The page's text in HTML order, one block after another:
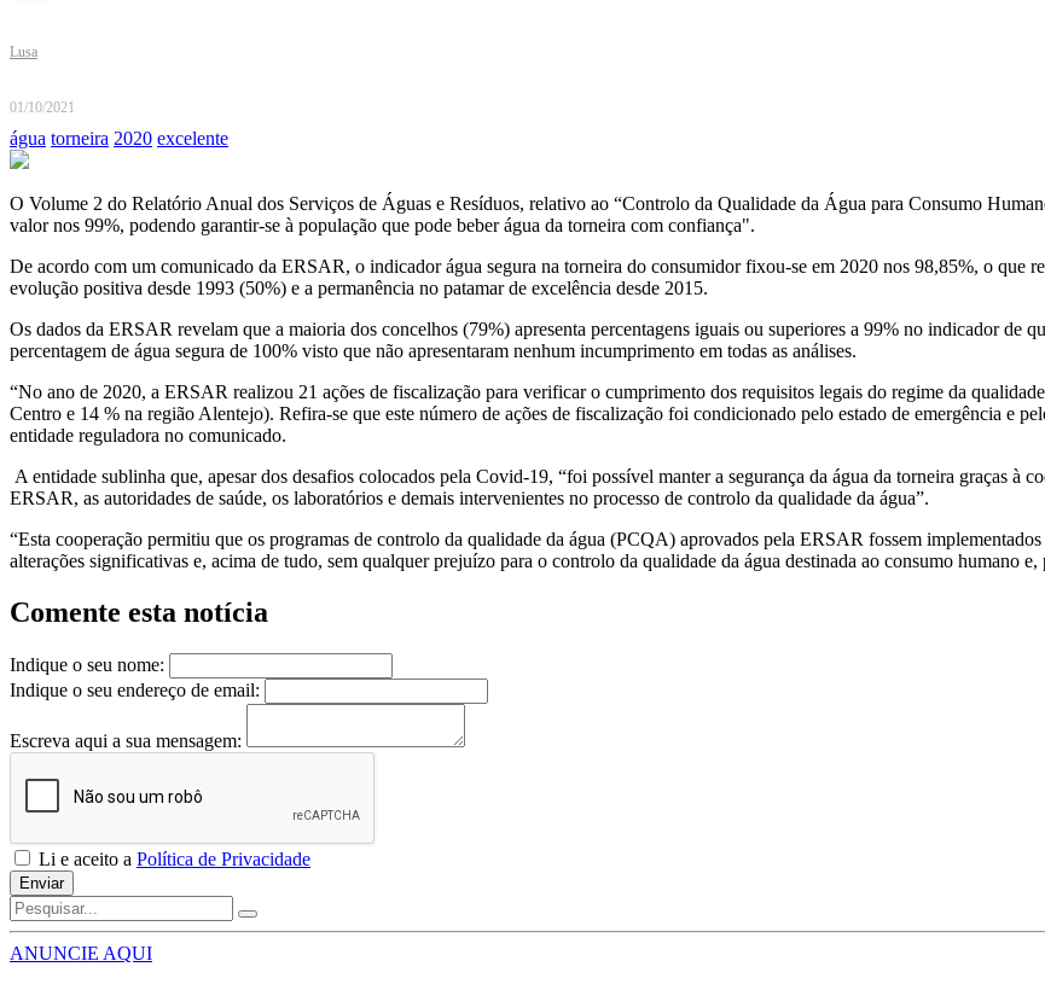
Lusa
01/10/2021
água torneira 2020 excelente
O Volume 2 do Relatório Anual dos Serviços de Águas e Resíduos, relativo ao “Controlo da Qualidade da Água para Consumo
valor nos 99%, podendo garantir-se à população que pode beber água da torneira com confiança".
De acordo com um comunicado da ERSAR, o indicador água segura na torneira do consumidor fixou-se em 2020 nos 98,85%, o que
evolução positiva desde 1993 (50%) e a permanência no patamar de excelência desde 2015.
Os dados da ERSAR revelam que a maioria dos concelhos (79%) apresenta percentagens iguais ou superiores a 99% no indicador de
percentagem de água segura de 100% visto que não apresentaram nenhum incumprimento em todas as análises.
“No ano de 2020, a ERSAR realizou 21 ações de fiscalização para verificar o cumprimento dos requisitos legais do regime da
Centro e 14 % na região Alentejo). Refira-se que este número de ações de fiscalização foi condicionado pelo estado de emergência e
entidade reguladora no comunicado.
A entidade sublinha que, apesar dos desafios colocados pela Covid-19, “foi possível manter a segurança da água da torneira graças à
ERSAR, as autoridades de saúde, os laboratórios e demais intervenientes no processo de controlo da qualidade da água”.
“Esta cooperação permitiu que os programas de controlo da qualidade da água (PCQA) aprovados pela ERSAR fossem
alterações significativas e, acima de tudo, sem qualquer prejuízo para o controlo da qualidade da água destinada ao consumo humano
Comente esta notícia
Indique o seu nome:
Indique o seu endereço de email:
Escreva aqui a sua mensagem:
Li e aceito a Política de Privacidade
Enviar
ANUNCIE AQUI